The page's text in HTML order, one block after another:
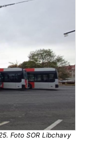
Foto SOR Libchavy